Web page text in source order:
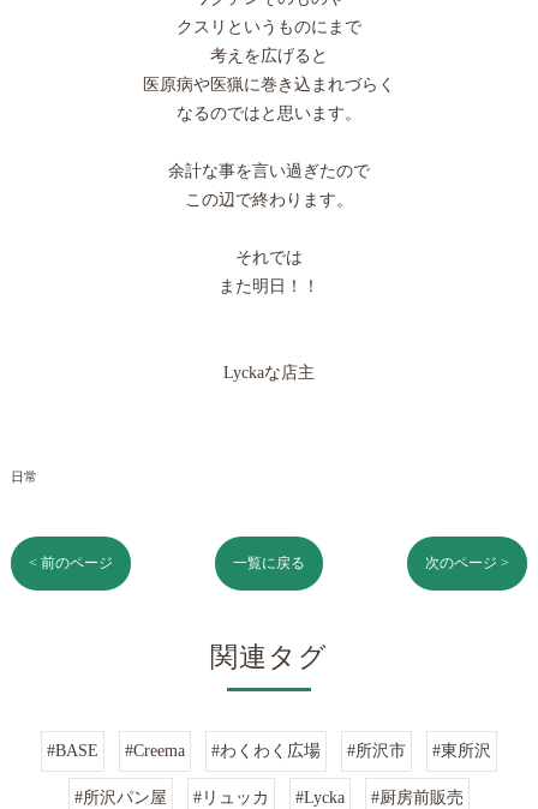
クスリというものにまで
考えを広げると
医原病や医猟に巻き込まれづらく
なるのではと思います。
余計な事を言い過ぎたので
この辺で終わります。
それでは
また明日！！
Lyckaな店主
日常
< 前のページ 一覧に戻る 次のページ >
関連タグ
#BASE #Creema #わくわく広場 #所沢市 #東所沢
#所沢パン屋 #リュッカ #Lycka #厨房前販売